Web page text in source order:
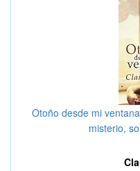
Otoño desde mi
misterio,